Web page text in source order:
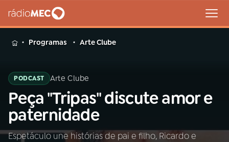
MENU
Buscar
na
Rádio
MEC
Buscar
Programas Arte Clube
PODCAST Arte Clube
Peça "Tripas" discute amor e
paternidade
Espetáculo une histórias de pai e filho, Ricardo e